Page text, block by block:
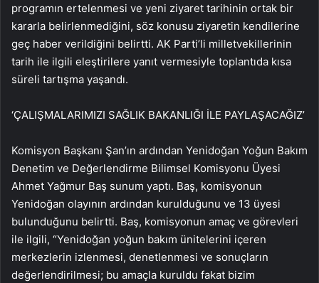
programın ertelenmesi ve yeni ziyaret tarihinin ortak bir
kararla belirlenmediğini, söz konusu ziyaretin kendilerine
geç haber verildiğini belirtti. AK Parti’li milletvekillerinin
tarih ile ilgili eleştirilere yanıt vermesiyle toplantıda kısa
süreli tartışma yaşandı.
‘ÇALIŞMALARIMIZI SAĞLIK BAKANLIĞI İLE PAYLAŞACAĞIZ’
Komisyon Başkanı Şan’ın ardından Yenidoğan Yoğun Bakım
Denetim ve Değerlendirme Bilimsel Komisyonu Üyesi
Ahmet Yağmur Baş sunum yaptı. Baş, komisyonun
Yenidoğan olayının ardından kurulduğunu ve 13 üyesi
bulunduğunu belirtti. Baş, komisyonun amaç ve görevleri
ile ilgili, “Yenidoğan yoğun bakım ünitelerini içeren
merkezlerin izlenmesi, denetlenmesi ve sonuçların
değerlendirilmesi; bu amaçla kuruldu fakat bizim